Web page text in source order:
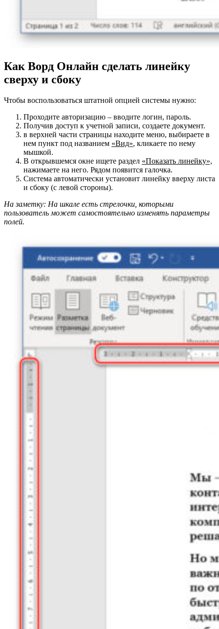
Как Ворд Онлайн сделать линейку
сверху и сбоку
Чтобы воспользоваться штатной опцией системы нужно:
Проходите авторизацию – вводите логин, пароль.
Получив доступ к учетной записи, создаете документ.
в верхней части страницы находите меню, выбираете в
нем пункт под названием «Вид», кликаете по нему
мышкой.
В открывшемся окне ищете раздел «Показать линейку»,
нажимаете на него. Рядом появится галочка.
Система автоматически установит линейку вверху листа
и сбоку (с левой стороны).
На заметку: На шкале есть стрелочки, которыми
пользователь может самостоятельно изменять параметры
полей.